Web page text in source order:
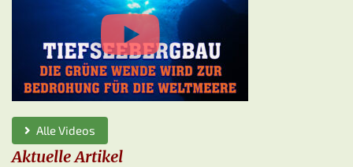
Alle Videos
Aktuelle Artikel